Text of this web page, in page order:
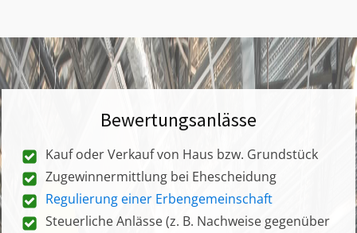
Bewertungsanlässe
Kauf oder Verkauf von Haus bzw. Grundstück
Zugewinnermittlung bei Ehescheidung
Regulierung einer Erbengemeinschaft
Steuerliche Anlässe (z. B. Nachweise gegenüber